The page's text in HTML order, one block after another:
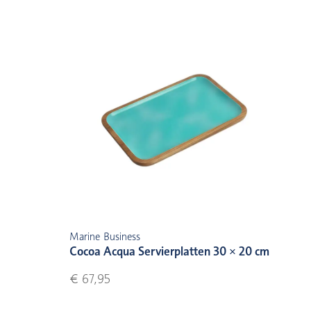
Marine Business
Cocoa Acqua Servierplatten 30 × 20 cm
€ 67,95